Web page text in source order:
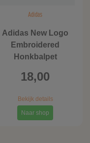
Adidas
Adidas New Logo
Embroidered
Honkbalpet
18,00
Bekijk details
Naar shop